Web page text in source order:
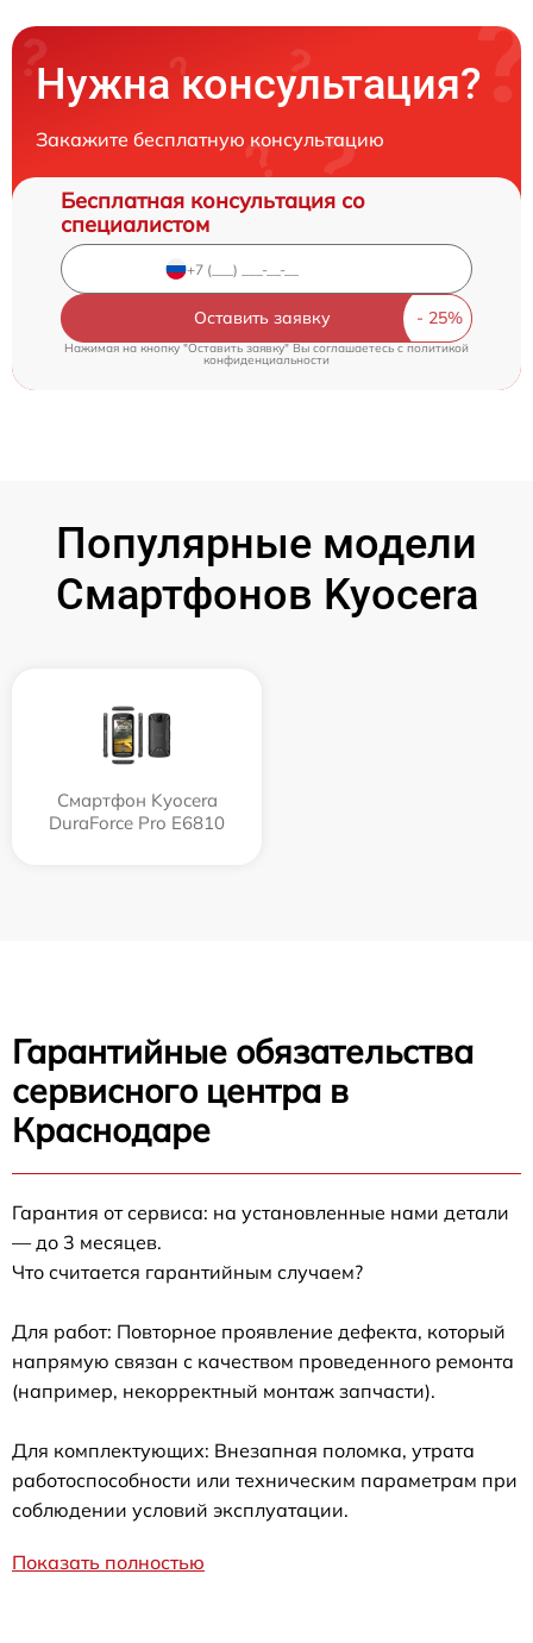
Нужна консультация?
Закажите бесплатную консультацию
Бесплатная консультация со
специалистом
Оставить заявку
Нажимая на кнопку "Оставить заявку" Вы соглашаетесь c политикой
конфиденциальности
Популярные модели
Смартфонов Kyocera
Смартфон Kyocera
DuraForce Pro E6810
Гарантийные обязательства
сервисного центра в
Краснодаре
Гарантия от сервиса: на установленные нами детали
— до 3 месяцев.
Что считается гарантийным случаем?
Для работ: Повторное проявление дефекта, который
напрямую связан с качеством проведенного ремонта
(например, некорректный монтаж запчасти).
Для комплектующих: Внезапная поломка, утрата
работоспособности или техническим параметрам при
соблюдении условий эксплуатации.
Показать полностью